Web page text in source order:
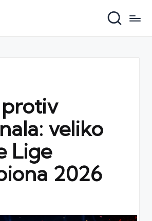
protiv
veliko
Lige
2026